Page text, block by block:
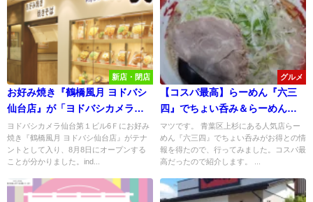
新店・閉店
お好み焼き『鶴橋風月 ヨドバシ
仙台店』が「ヨドバシカメラ仙
台第一ビル6F」に8/8オープン予
定！
ヨドバシカメラ仙台第１ビル6Ｆにお好み
焼き『鶴橋風月 ヨドバシ仙台店』がテナ
ントとして入り、8月8日にオープンする
ことが分かりました。ind...
グルメ
【コスパ最高】らーめん『六三
四』でちょい呑み＆らーめんを
食べてみた！
マツです。 青葉区上杉にある人気店らー
めん『六三四』でちょい呑みがお得との情
報を得たので、行ってみました。コスパ最
高だったので紹介します。 ...